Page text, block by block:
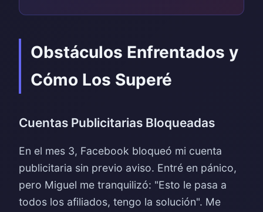
Obstáculos Enfrentados y
Cómo Los Superé
Cuentas Publicitarias Bloqueadas
En el mes 3, Facebook bloqueó mi cuenta
publicitaria sin previo aviso. Entré en pánico,
pero Miguel me tranquilizó: "Esto le pasa a
todos los afiliados, tengo la solución". Me